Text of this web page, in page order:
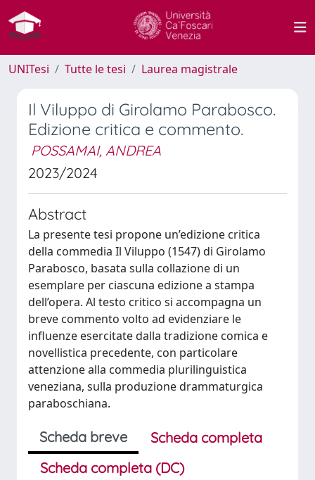
UNITesi Tutte le tesi Laurea magistrale
Il Viluppo di Girolamo Parabosco.
Edizione critica e commento.
POSSAMAI, ANDREA
2023/2024
Abstract
La presente tesi propone un’edizione critica
della commedia Il Viluppo (1547) di Girolamo
Parabosco, basata sulla collazione di un
esemplare per ciascuna edizione a stampa
dell’opera. Al testo critico si accompagna un
breve commento volto ad evidenziare le
influenze esercitate dalla tradizione comica e
novellistica precedente, con particolare
attenzione alla commedia plurilinguistica
veneziana, sulla produzione drammaturgica
paraboschiana.
Scheda breve
Scheda completa
Scheda completa (DC)